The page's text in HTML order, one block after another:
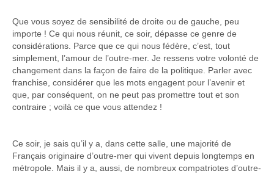
Que vous soyez de sensibilité de droite ou de gauche, peu
importe ! Ce qui nous réunit, ce soir, dépasse ce genre de
considérations. Parce que ce qui nous fédère, c’est, tout
simplement, l’amour de l’outre-mer. Je ressens votre volonté de
changement dans la façon de faire de la politique. Parler avec
franchise, considérer que les mots engagent pour l’avenir et
que, par conséquent, on ne peut pas promettre tout et son
contraire ; voilà ce que vous attendez !
Ce soir, je sais qu’il y a, dans cette salle, une majorité de
Français originaire d’outre-mer qui vivent depuis longtemps en
métropole. Mais il y a, aussi, de nombreux compatriotes d’outre-